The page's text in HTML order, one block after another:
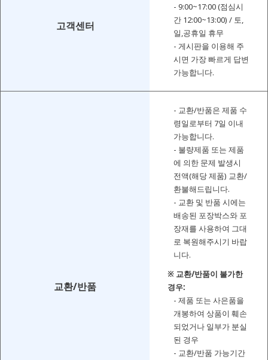
고객센터
- 9:00~17:00 (점심시
간 12:00~13:00) / 토,
일,공휴일 휴무
- 게시판을 이용해 주
시면 가장 빠르게 답변
가능합니다.
교환/반품
- 교환/반품은 제품 수
령일로부터 7일 이내
가능합니다.
- 불량제품 또는 제품
에 의한 문제 발생시
전액(해당 제품) 교환/
환불해드립니다.
- 교환 및 반품 시에는
배송된 포장박스와 포
장재를 사용하여 그대
로 복원해주시기 바랍
니다.
※ 교환/반품이 불가한
경우:
- 제품 또는 사은품을
개봉하여 상품이 훼손
되었거나 일부가 분실
된 경우
- 교환/반품 가능기간